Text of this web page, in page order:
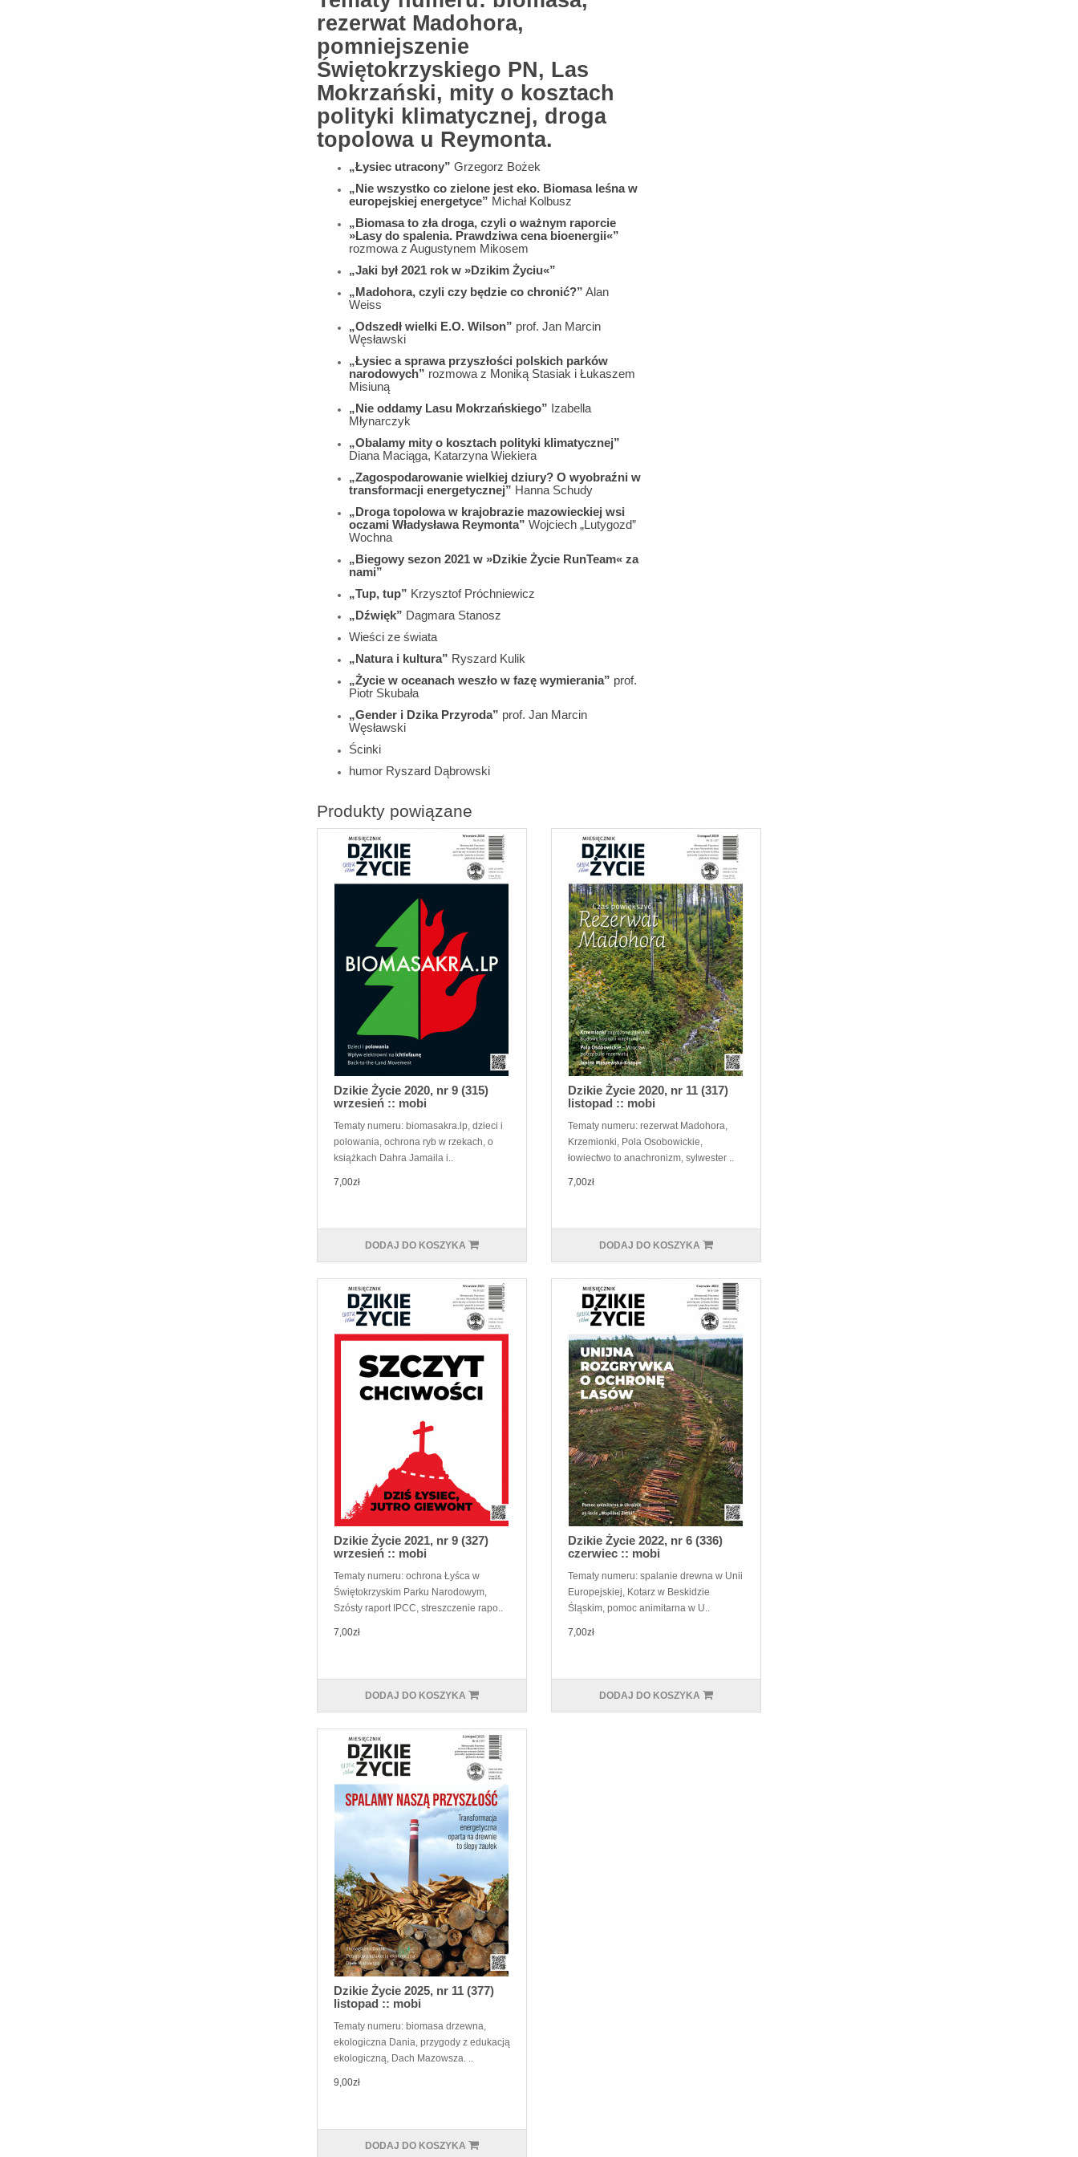
rezerwat Madohora,
pomniejszenie
Świętokrzyskiego PN, Las
Mokrzański, mity o kosztach
polityki klimatycznej, droga
topolowa u Reymonta.
„Łysiec utracony” Grzegorz Bożek
„Nie wszystko co zielone jest eko. Biomasa leśna w
europejskiej energetyce” Michał Kolbusz
„Biomasa to zła droga, czyli o ważnym raporcie
»Lasy do spalenia. Prawdziwa cena bioenergii«”
rozmowa z Augustynem Mikosem
„Jaki był 2021 rok w »Dzikim Życiu«”
„Madohora, czyli czy będzie co chronić?” Alan
Weiss
„Odszedł wielki E.O. Wilson” prof. Jan Marcin
Węsławski
„Łysiec a sprawa przyszłości polskich parków
narodowych” rozmowa z Moniką Stasiak i Łukaszem
Misiuną
„Nie oddamy Lasu Mokrzańskiego” Izabella
Młynarczyk
„Obalamy mity o kosztach polityki klimatycznej”
Diana Maciąga, Katarzyna Wiekiera
„Zagospodarowanie wielkiej dziury? O wyobraźni w
transformacji energetycznej” Hanna Schudy
„Droga topolowa w krajobrazie mazowieckiej wsi
oczami Władysława Reymonta” Wojciech „Lutygozd”
Wochna
„Biegowy sezon 2021 w »Dzikie Życie RunTeam« za
nami”
„Tup, tup” Krzysztof Próchniewicz
„Dźwięk” Dagmara Stanosz
Wieści ze świata
„Natura i kultura” Ryszard Kulik
„Życie w oceanach weszło w fazę wymierania” prof.
Piotr Skubała
„Gender i Dzika Przyroda” prof. Jan Marcin
Węsławski
Ścinki
humor Ryszard Dąbrowski
Produkty powiązane
Dzikie Życie 2020, nr 9 (315)
wrzesień :: mobi
Tematy numeru: biomasakra.lp, dzieci i
polowania, ochrona ryb w rzekach, o
książkach Dahra Jamaila i..
7,00zł
DODAJ DO KOSZYKA
Dzikie Życie 2020, nr 11 (317)
listopad :: mobi
Tematy numeru: rezerwat Madohora,
Krzemionki, Pola Osobowickie,
łowiectwo to anachronizm, sylwester ..
7,00zł
DODAJ DO KOSZYKA
Dzikie Życie 2021, nr 9 (327)
wrzesień :: mobi
Tematy numeru: ochrona Łyśca w
Świętokrzyskim Parku Narodowym,
Szósty raport IPCC, streszczenie rapo..
7,00zł
DODAJ DO KOSZYKA
Dzikie Życie 2022, nr 6 (336)
czerwiec :: mobi
Tematy numeru: spalanie drewna w Unii
Europejskiej, Kotarz w Beskidzie
Śląskim, pomoc animitarna w U..
7,00zł
DODAJ DO KOSZYKA
Dzikie Życie 2025, nr 11 (377)
listopad :: mobi
Tematy numeru: biomasa drzewna,
ekologiczna Dania, przygody z edukacją
ekologiczną, Dach Mazowsza. ..
9,00zł
DODAJ DO KOSZYKA